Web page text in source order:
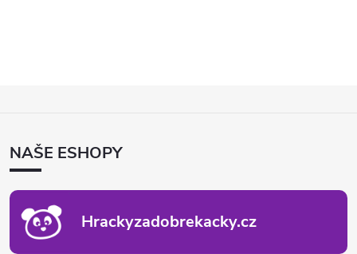
ANAŠE ESHOPY
Hrackyzadobrekacky.cz